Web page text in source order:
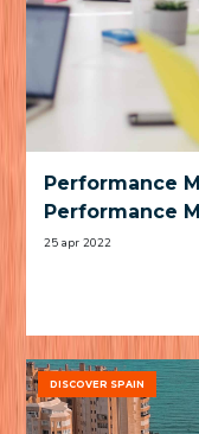
Performance
Performance
25 apr 2022
DISCOVER SPAIN